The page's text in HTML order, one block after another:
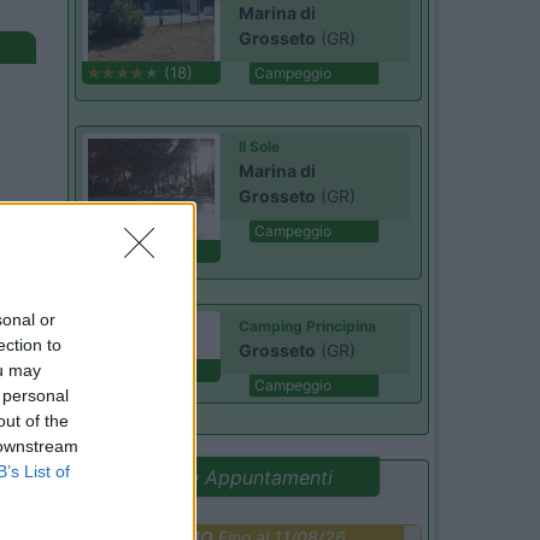
or
to
may
of the
List of
(18)
Marina di
Grosseto (GR)
Campeggio
Il Sole
Marina di
Grosseto (GR)
Campeggio
Camping Principina
Grosseto (GR)
Campeggio
Promo e Appuntamenti